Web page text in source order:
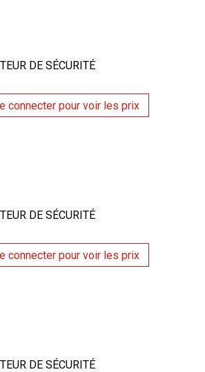
DE SÉCURITÉ
connecter pour voir les prix
DE SÉCURITÉ
connecter pour voir les prix
DE SÉCURITÉ